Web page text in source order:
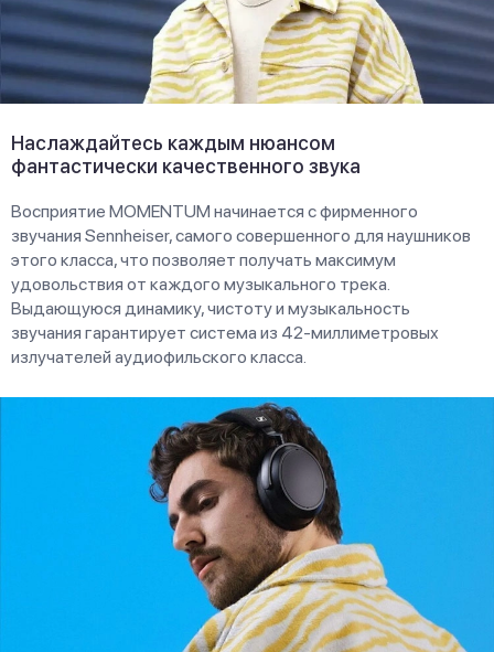
Наслаждайтесь каждым нюансом
фантастически качественного звука
Восприятие MOMENTUM начинается с фирменного
звучания Sennheiser, самого совершенного для наушников
этого класса, что позволяет получать максимум
удовольствия от каждого музыкального трека.
Выдающуюся динамику, чистоту и музыкальность
звучания гарантирует система из 42-миллиметровых
излучателей аудиофильского класса.